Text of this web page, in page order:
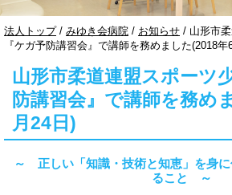
現
在
位
置：
法人トップ/ みゆき会病院 / お知らせ / 山形市
『ケガ予防講習会』で講師を務めました(2018年
山形市柔道連盟スポーツ
防講習会』で講師を務め
月24日)
～ 正しい「知識・技術と知恵」を身
ること ～